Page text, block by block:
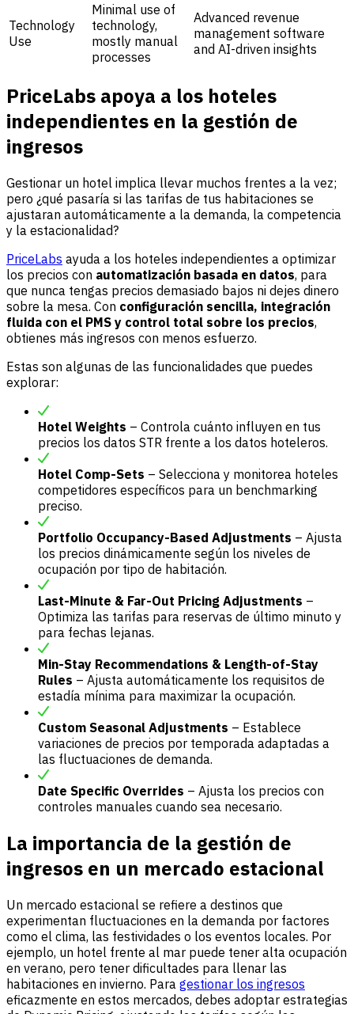
Technology
Use
Minimal use of
technology,
mostly manual
processes
Advanced revenue
management software
and AI-driven insights
PriceLabs apoya a los hoteles
independientes en la gestión de
ingresos
Gestionar un hotel implica llevar muchos frentes a la vez;
pero ¿qué pasaría si las tarifas de tus habitaciones se
ajustaran automáticamente a la demanda, la competencia
y la estacionalidad?
PriceLabs ayuda a los hoteles independientes a optimizar
los precios con automatización basada en datos, para
que nunca tengas precios demasiado bajos ni dejes dinero
sobre la mesa. Con configuración sencilla, integración
fluida con el PMS y control total sobre los precios,
obtienes más ingresos con menos esfuerzo.
Estas son algunas de las funcionalidades que puedes
explorar:
Hotel Weights – Controla cuánto influyen en tus
precios los datos STR frente a los datos hoteleros.
Hotel Comp-Sets – Selecciona y monitorea hoteles
competidores específicos para un benchmarking
preciso.
Portfolio Occupancy-Based Adjustments – Ajusta
los precios dinámicamente según los niveles de
ocupación por tipo de habitación.
Last-Minute & Far-Out Pricing Adjustments –
Optimiza las tarifas para reservas de último minuto y
para fechas lejanas.
Min-Stay Recommendations & Length-of-Stay
Rules – Ajusta automáticamente los requisitos de
estadía mínima para maximizar la ocupación.
Custom Seasonal Adjustments – Establece
variaciones de precios por temporada adaptadas a
las fluctuaciones de demanda.
Date Specific Overrides – Ajusta los precios con
controles manuales cuando sea necesario.
La importancia de la gestión de
ingresos en un mercado estacional
Un mercado estacional se refiere a destinos que
experimentan fluctuaciones en la demanda por factores
como el clima, las festividades o los eventos locales. Por
ejemplo, un hotel frente al mar puede tener alta ocupación
en verano, pero tener dificultades para llenar las
habitaciones en invierno. Para gestionar los ingresos
eficazmente en estos mercados, debes adoptar estrategias